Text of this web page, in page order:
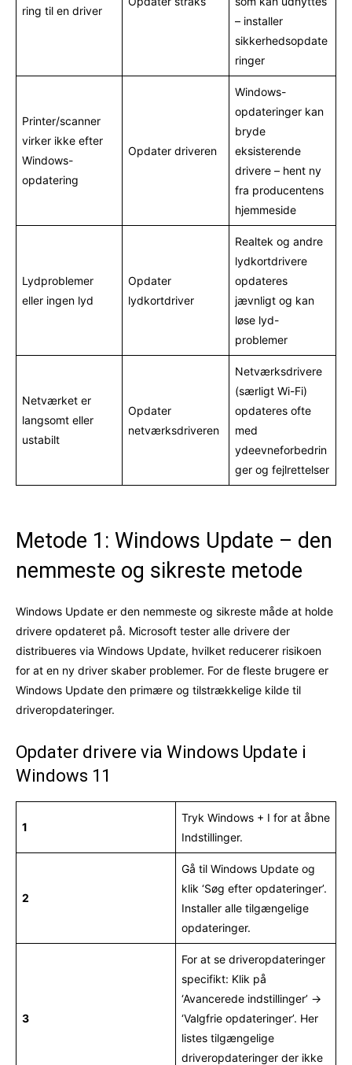
ring til en driver
– installer
sikkerhedsopdate
ringer
Printer/scanner
virker ikke efter
Windows-
opdatering
Opdater driveren
Windows-
opdateringer kan
bryde
eksisterende
drivere – hent ny
fra producentens
hjemmeside
Lydproblemer
eller ingen lyd
Opdater
lydkortdriver
Realtek og andre
lydkortdrivere
opdateres
jævnligt og kan
løse lyd-
problemer
Netværket er
langsomt eller
ustabilt
Opdater
netværksdriveren
Netværksdrivere
(særligt Wi-Fi)
opdateres ofte
med
ydeevneforbedrin
ger og fejlrettelser
Metode 1: Windows Update – den
nemmeste og sikreste metode
Windows Update er den nemmeste og sikreste måde at holde
drivere opdateret på. Microsoft tester alle drivere der
distribueres via Windows Update, hvilket reducerer risikoen
for at en ny driver skaber problemer. For de fleste brugere er
Windows Update den primære og tilstrækkelige kilde til
driveropdateringer.
Opdater drivere via Windows Update i
Windows 11
1
Tryk Windows + I for at åbne
Indstillinger.
2
Gå til Windows Update og
klik ‘Søg efter opdateringer’.
Installer alle tilgængelige
opdateringer.
3
For at se driveropdateringer
specifikt: Klik på
‘Avancerede indstillinger’ →
‘Valgfrie opdateringer’. Her
listes tilgængelige
driveropdateringer der ikke